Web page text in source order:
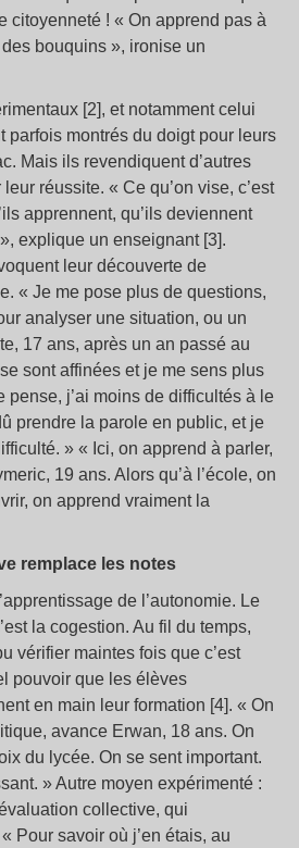
citoyenneté ! « On apprend pas à
bouquins », ironise un
[2], et notamment celui
parfois montrés du doigt pour leurs
Mais ils revendiquent d’autres
réussite. « Ce qu’on vise, c’est
apprennent, qu’ils deviennent
explique un enseignant [3].
leur découverte de
« Je me pose plus de questions,
analyser une situation, ou un
17 ans, après un an passé au
sont affinées et je me sens plus
pense, j’ai moins de difficultés à le
prendre la parole en public, et je
» « Ici, on apprend à parler,
19 ans. Alors qu’à l’école, on
on apprend vraiment la
remplace les notes
de l’autonomie. Le
la cogestion. Au fil du temps,
vérifier maintes fois que c’est
pouvoir que les élèves
en main leur formation [4]. « On
avance Erwan, 18 ans. On
du lycée. On se sent important.
» Autre moyen expérimenté :
collective, qui
Pour savoir où j’en étais, au